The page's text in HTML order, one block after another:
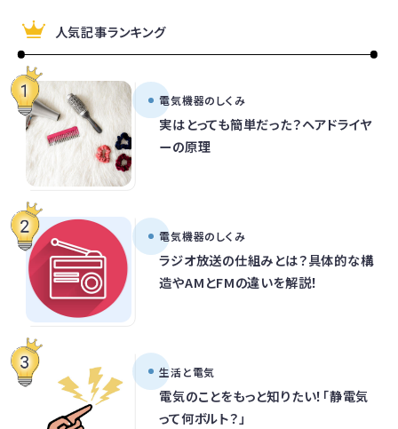
人気記事ランキング
電気機器のしくみ
実はとっても簡単だった？ヘアドライヤ
ーの原理
電気機器のしくみ
ラジオ放送の仕組みとは？具体的な構
造やAMとFMの違いを解説！
生活と電気
電気のことをもっと知りたい！「静電気
って何ボルト？」